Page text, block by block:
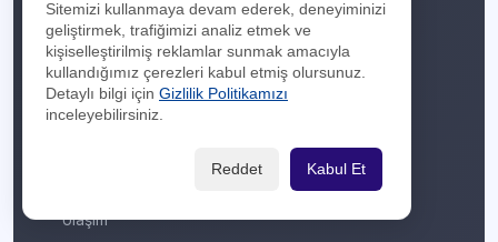
Sağlık / Hastane
Sigorta / Emeklilik
Spor Giyim
Spor Merkezi
Ulaşım
Sitemizi kullanmaya devam ederek, deneyiminizi
geliştirmek, trafiğimizi analiz etmek ve
kişiselleştirilmiş reklamlar sunmak amacıyla
kullandığımız çerezleri kabul etmiş olursunuz.
Detaylı bilgi için Gizlilik Politikamızı
inceleyebilirsiniz.
Reddet Kabul Et